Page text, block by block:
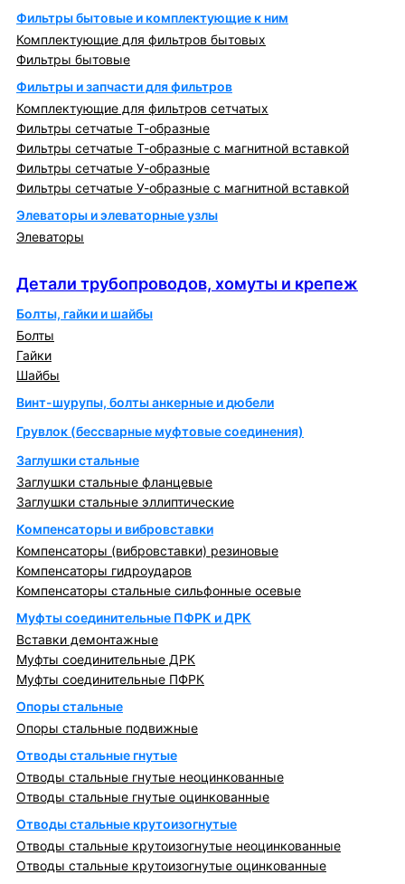
Фильтры бытовые и комплектующие к ним
Комплектующие для фильтров бытовых
Фильтры бытовые
Фильтры и запчасти для фильтров
Комплектующие для фильтров сетчатых
Фильтры сетчатые Т-образные
Фильтры сетчатые Т-образные с магнитной вставкой
Фильтры сетчатые У-образные
Фильтры сетчатые У-образные с магнитной вставкой
Элеваторы и элеваторные узлы
Элеваторы
Детали трубопроводов, хомуты и крепеж
Болты, гайки и шайбы
Болты
Гайки
Шайбы
Винт-шурупы, болты анкерные и дюбели
Грувлок (бессварные муфтовые соединения)
Заглушки стальные
Заглушки стальные фланцевые
Заглушки стальные эллиптические
Компенсаторы и вибровставки
Компенсаторы (вибровставки) резиновые
Компенсаторы гидроударов
Компенсаторы стальные сильфонные осевые
Муфты соединительные ПФРК и ДРК
Вставки демонтажные
Муфты соединительные ДРК
Муфты соединительные ПФРК
Опоры стальные
Опоры стальные подвижные
Отводы стальные гнутые
Отводы стальные гнутые неоцинкованные
Отводы стальные гнутые оцинкованные
Отводы стальные крутоизогнутые
Отводы стальные крутоизогнутые неоцинкованные
Отводы стальные крутоизогнутые оцинкованные